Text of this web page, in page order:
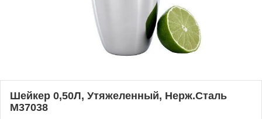
Шейкер 0,50Л, Утяжеленный, Нерж.Сталь
M37038